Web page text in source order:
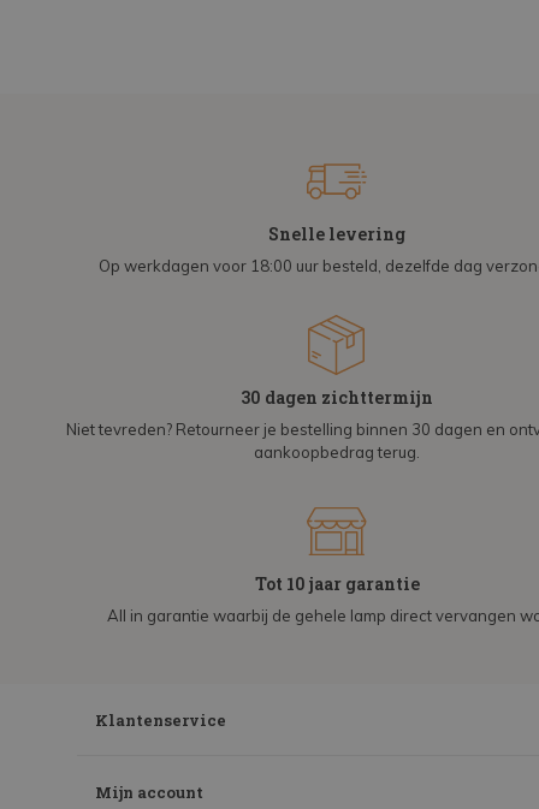
Snelle levering
Op werkdagen voor 18:00 uur besteld, dezelfde dag
30 dagen zichttermijn
Niet tevreden? Retourneer je bestelling binnen 30 dagen en
aankoopbedrag terug.
Tot 10 jaar garantie
All in garantie waarbij de gehele lamp direct vervangen
Klantenservice
Mijn account